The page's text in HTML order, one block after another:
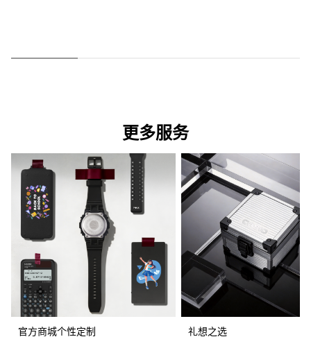
更多服务
官方商城个性定制 礼想之选